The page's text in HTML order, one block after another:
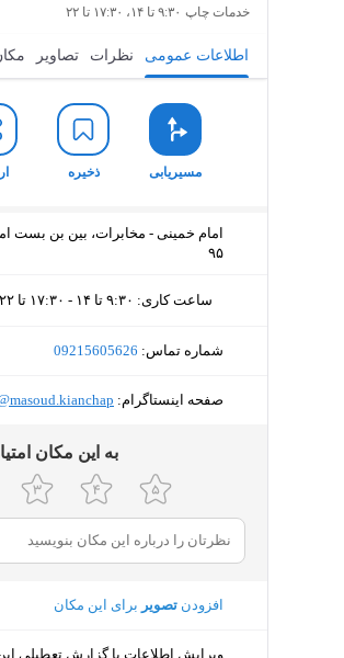
خدمات چاپ ۹:۳۰ تا ۱۴، ۱۷:۳۰ تا ۲۲
اطلاعات عمومی نظرات تصاویر
مسیریابی ذخیره
امام خمینی - مخابرات، بین بن بست
۹۵
ساعت کاری: ۹:۳۰ تا ۱۴ - ۱۷:۳۰ تا ۲۲
جمعه
یکشنبه
شماره تماس: ‎09215605626
صفحه اینستاگرام:
ﺑﻪ اﯾﻦ ﻣﮑﺎن
افزودن تصویر برای این مکان
ویرایش اطلاعات یا گزارش تعطیلی